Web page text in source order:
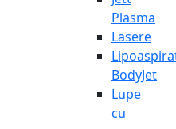
Plasma
Lasere
BodyJet
Lupe
cu